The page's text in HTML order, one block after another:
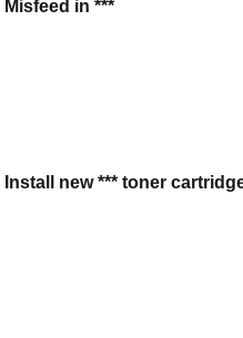
Misfeed in ***
Install new *** toner